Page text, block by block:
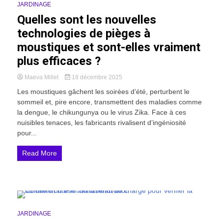
JARDINAGE
Quelles sont les nouvelles
technologies de pièges à
moustiques et sont-elles vraiment
plus efficaces ?
Maeva Millet 18 décembre 2025
Les moustiques gâchent les soirées d’été, perturbent le
sommeil et, pire encore, transmettent des maladies comme
la dengue, le chikungunya ou le virus Zika. Face à ces
nuisibles tenaces, les fabricants rivalisent d’ingéniosité
pour...
Read More
JARDINAGE